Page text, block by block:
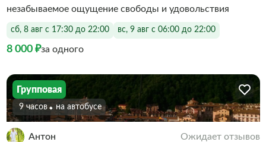
незабываемое ощущение свободы и удовольствия
сб, 8 авг с 17:30 до 22:00 вс, 9 авг с 06:00 до 22:00
8 000 ₽за одного
Групповая
9 часов На автобусе
Антон Ожидает отзывов